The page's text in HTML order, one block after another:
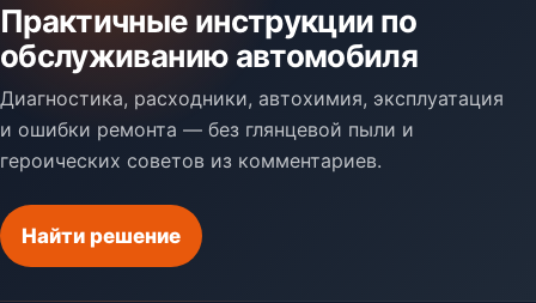
Практичные инструкции по
обслуживанию автомобиля
Диагностика, расходники, автохимия, эксплуатация
и ошибки ремонта — без глянцевой пыли и
героических советов из комментариев.
Найти решение